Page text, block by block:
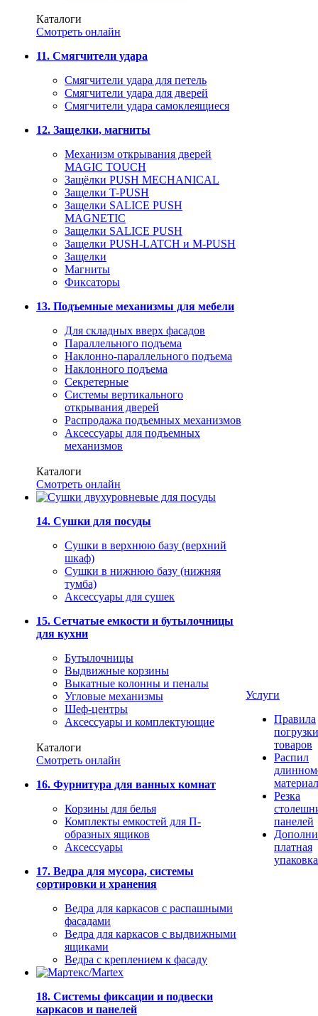
Каталоги
Смотреть онлайн
11. Смягчители удара
Смягчители удара для петель
Смягчители удара для дверей
Cмягчители удара самоклеящиеся
12. Защелки, магниты
Механизм открывания дверей
MAGIC TOUCH
Защёлки PUSH MECHANICAL
Защелки T-PUSH
Защелки SALICE PUSH
MAGNETIC
Защелки SALICE PUSH
Защелки PUSH-LATCH и M-PUSH
Защелки
Магниты
Фиксаторы
13. Подъемные механизмы для мебели
Для складных вверх фасадов
Параллельного подъема
Наклонно-параллельного подъема
Наклонного подъема
Секретерные
Системы вертикального
открывания дверей
Распродажа подъемных механизмов
Аксессуары для подъемных
механизмов
Каталоги
Смотреть онлайн
14. Сушки для посуды
Сушки в верхнюю базу (верхний
шкаф)
Сушки в нижнюю базу (нижняя
тумба)
Аксессуары для сушек
15. Сетчатые емкости и бутылочницы
для кухни
Бутылочницы
Выдвижные корзины
Выкатные колонны и пеналы
Угловые механизмы
Шеф-центры
Аксессуары и комплектующие
Каталоги
Смотреть онлайн
16. Фурнитура для ванных комнат
Корзины для белья
Комплекты емкостей для П-
образных ящиков
Аксессуары
17. Ведра для мусора, системы
сортировки и хранения
Ведра для каркасов с распашными
фасадами
Ведра для каркасов с выдвижными
ящиками
Ведра с креплением к фасаду
18. Системы фиксации и подвески
каркасов и панелей
Услуги
Правила
погрузки
товаров
Распил
Резка
панелей
платная
упаковка